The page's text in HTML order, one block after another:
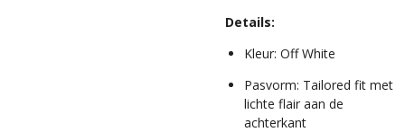
Details:
Kleur: Off White
Pasvorm: Tailored fit met
lichte flair aan de
achterkant